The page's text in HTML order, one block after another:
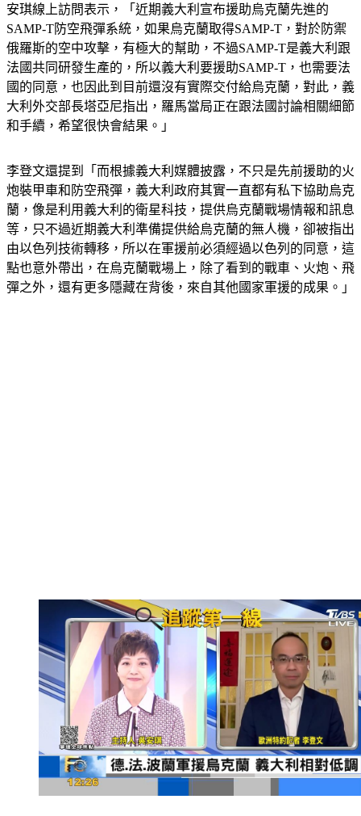
安琪線上訪問表示，「近期義大利宣布援助烏克蘭先進的
SAMP-T防空飛彈系統，如果烏克蘭取得SAMP-T，對於防禦
俄羅斯的空中攻擊，有極大的幫助，不過SAMP-T是義大利跟
法國共同研發生產的，所以義大利要援助SAMP-T，也需要法
國的同意，也因此到目前還沒有實際交付給烏克蘭，對此，義
大利外交部長塔亞尼指出，羅馬當局正在跟法國討論相關細節
和手續，希望很快會結果。」
李登文還提到「而根據義大利媒體披露，不只是先前援助的火
炮裝甲車和防空飛彈，義大利政府其實一直都有私下協助烏克
蘭，像是利用義大利的衛星科技，提供烏克蘭戰場情報和訊息
等，只不過近期義大利準備提供給烏克蘭的無人機，卻被指出
由以色列技術轉移，所以在軍援前必須經過以色列的同意，這
點也意外帶出，在烏克蘭戰場上，除了看到的戰車、火炮、飛
彈之外，還有更多隱藏在背後，來自其他國家軍援的成果。」